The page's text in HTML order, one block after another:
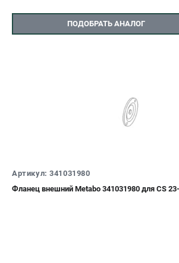
ПОДОБРАТЬ АНАЛОГ
Артикул: 341031980
Фланец внешний Metabo 341031980 для CS